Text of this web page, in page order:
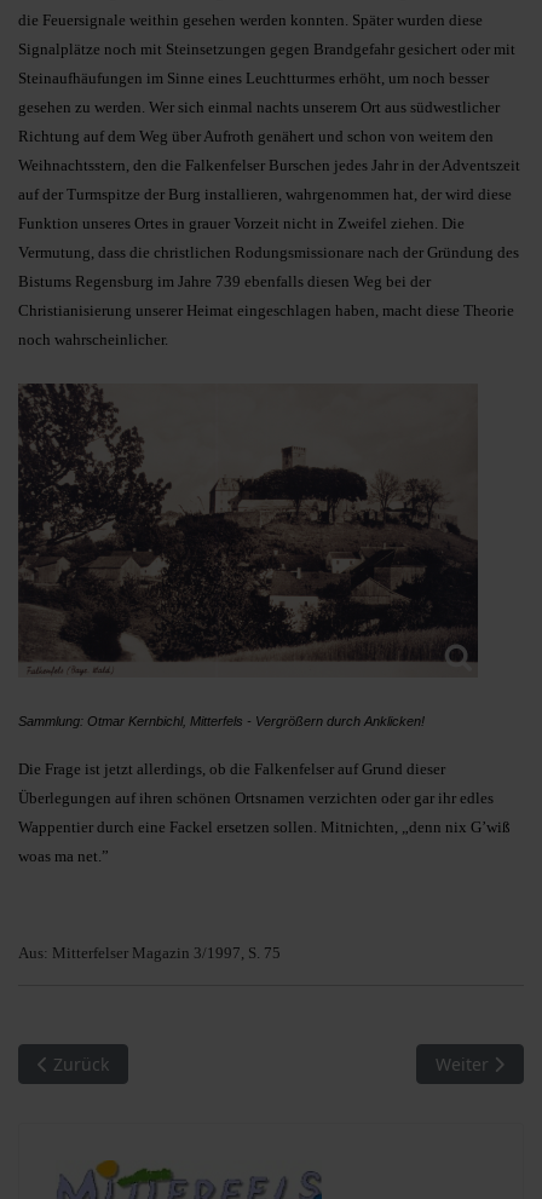
die Feuersignale weithin gesehen werden konnten. Später wurden diese
Signalplätze noch mit Steinsetzungen gegen Brandgefahr gesichert oder mit
Steinaufhäufungen im Sinne eines Leuchtturmes erhöht, um noch besser
gesehen zu werden. Wer sich einmal nachts unserem Ort aus südwestlicher
Richtung auf dem Weg über Aufroth genähert und schon von weitem den
Weihnachtsstern, den die Falkenfelser Burschen jedes Jahr in der Adventszeit
auf der Turmspitze der Burg installieren, wahrgenommen hat, der wird diese
Funktion unseres Ortes in grauer Vorzeit nicht in Zweifel ziehen. Die
Vermutung, dass die christlichen Rodungsmissionare nach der Gründung des
Bistums Regensburg im Jahre 739 ebenfalls diesen Weg bei der
Christianisierung unserer Heimat eingeschlagen haben, macht diese Theorie
noch wahrscheinlicher.
Sammlung: Otmar Kernbichl, Mitterfels - Vergrößern durch Anklicken!
Die Frage ist jetzt allerdings, ob die Falkenfelser auf Grund dieser
Überlegungen auf ihren schönen Ortsnamen verzichten oder gar ihr edles
Wappentier durch eine Fackel ersetzen sollen. Mitnichten, „denn nix G’wiß
woas ma net.”
Aus: Mitterfelser Magazin 3/1997, S. 75
Vorheriger Beitrag: Ortsnamenkunde (05) – Teil 4
Zurück Nächster
Weiter